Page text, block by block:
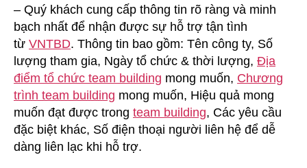
– Quý khách cung cấp thông tin rõ ràng và minh
bạch nhất để nhận được sự hỗ trợ tận tình
từ VNTBD. Thông tin bao gồm: Tên công ty, Số
lượng tham gia, Ngày tổ chức & thời lượng, Địa
điểm tổ chức team building mong muốn, Chương
trình team building mong muốn, Hiệu quả mong
muốn đạt được trong team building, Các yêu cầu
đặc biệt khác, Số điện thoại người liên hệ để dễ
dàng liên lạc khi hỗ trợ.